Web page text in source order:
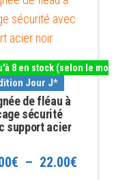
8 en stock (selon le
Jour J*
de fléau à
sécurité
support acier
€ – 22.00€Plage